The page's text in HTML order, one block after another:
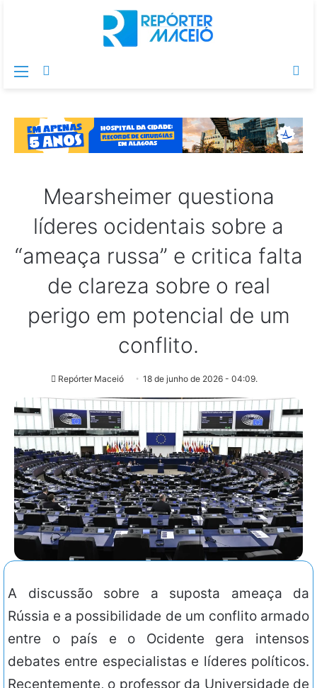
Menu
Mearsheimer questiona
líderes ocidentais sobre a
“ameaça russa” e critica falta
de clareza sobre o real
perigo em potencial de um
conflito.
Repórter Maceió 18 de junho de 2026 - 04:09.
A discussão sobre a suposta ameaça da
Rússia e a possibilidade de um conflito armado
entre o país e o Ocidente gera intensos
debates entre especialistas e líderes políticos.
Recentemente, o professor da Universidade de